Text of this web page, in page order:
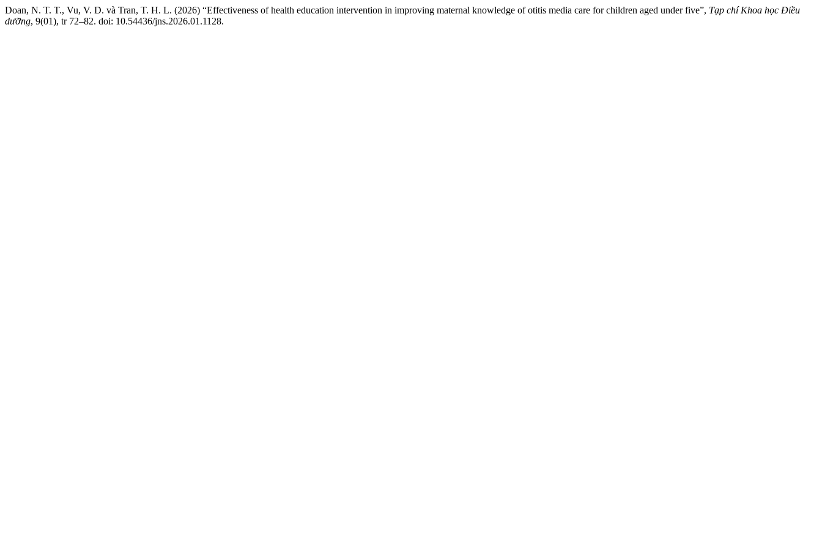
Doan, N. T. T., Vu, V. D. và Tran, T. H. L. (2026) “Effectiveness of health education intervention in improving maternal knowledge of otitis media care for children aged under five”, Tạp chí Khoa học Điều
dưỡng, 9(01), tr 72–82. doi: 10.54436/jns.2026.01.1128.